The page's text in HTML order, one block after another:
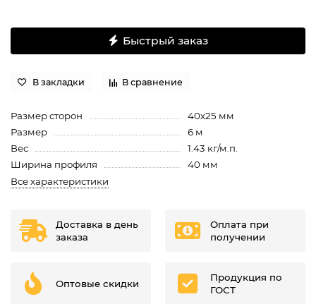
Быстрый заказ
В закладки В сравнение
Размер сторон
40х25 мм
Размер
6 м
Вес
1.43 кг/м.п.
Ширина профиля
40 мм
Все характеристики
Доставка в день
заказа
Оплата при
получении
Оптовые скидки
Продукция по
ГОСТ